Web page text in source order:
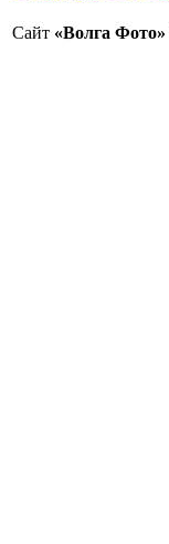
Сайт «Волга Фото»